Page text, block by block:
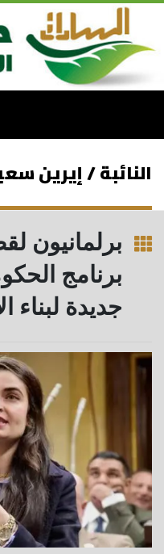
النائبة / إيرين
برلمانيون
برنامج
جديدة لبناء